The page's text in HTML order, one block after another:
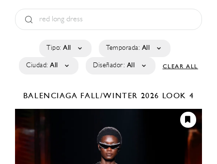
Tipo: All Temporada: All
Ciudad: All Diseñador: All CLEAR ALL
BALENCIAGA FALL/WINTER 2026 LOOK 4